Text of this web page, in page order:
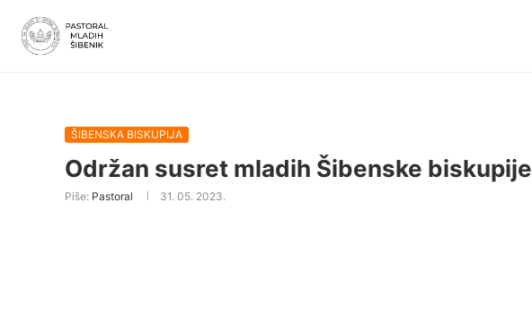
ŠIBENSKA BISKUPIJA
Održan susret mladih Šibenske biskupije
Piše: Pastoral 31. 05. 2023.